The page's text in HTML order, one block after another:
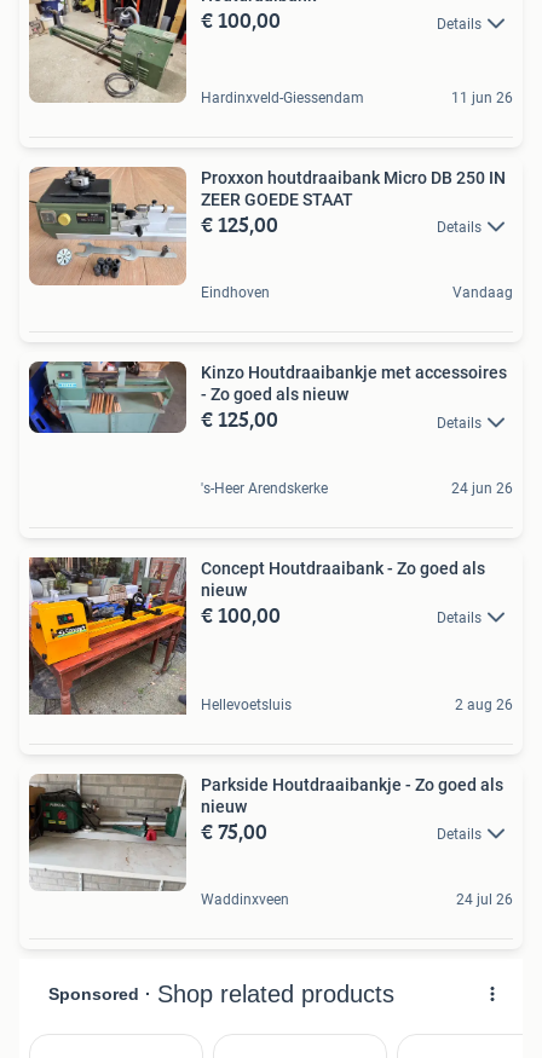
€ 100,00 Details
Hardinxveld-Giessendam 11 jun 26
Proxxon houtdraaibank Micro DB 250 IN
ZEER GOEDE STAAT
€ 125,00 Details
Eindhoven Vandaag
Kinzo Houtdraaibankje met accessoires
- Zo goed als nieuw
€ 125,00 Details
's-Heer Arendskerke 24 jun 26
Concept Houtdraaibank - Zo goed als
nieuw
€ 100,00 Details
Hellevoetsluis 2 aug 26
Parkside Houtdraaibankje - Zo goed als
nieuw
€ 75,00 Details
Waddinxveen 24 jul 26